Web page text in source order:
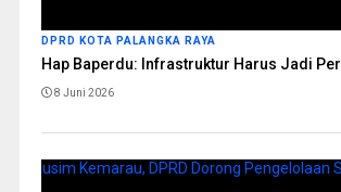
DPRD KOTA PALANGKA RAYA
Hap Baperdu: Infrastruktur Harus Jadi
8 Juni 2026